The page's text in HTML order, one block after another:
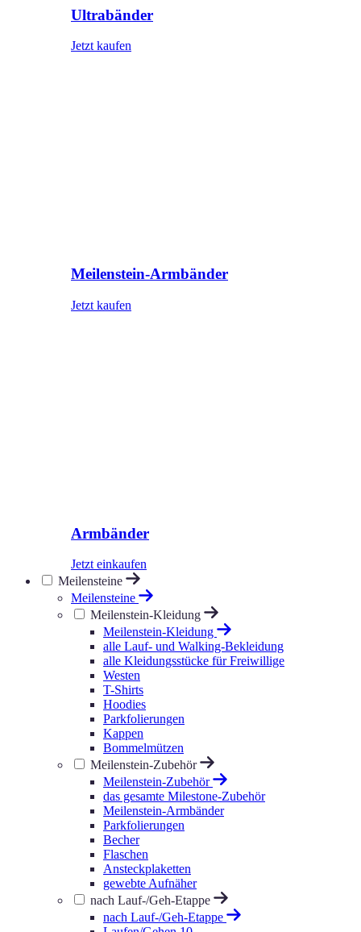
Ultrabänder
Jetzt kaufen
Meilenstein-Armbänder
Jetzt kaufen
Armbänder
Jetzt einkaufen
Meilensteine
Meilensteine
Meilenstein-Kleidung
Meilenstein-Kleidung
alle Lauf- und Walking-Bekleidung
alle Kleidungsstücke für Freiwillige
Westen
T-Shirts
Hoodies
Parkfolierungen
Kappen
Bommelmützen
Meilenstein-Zubehör
Meilenstein-Zubehör
das gesamte Milestone-Zubehör
Meilenstein-Armbänder
Parkfolierungen
Becher
Flaschen
Ansteckplaketten
gewebte Aufnäher
nach Lauf-/Geh-Etappe
nach Lauf-/Geh-Etappe